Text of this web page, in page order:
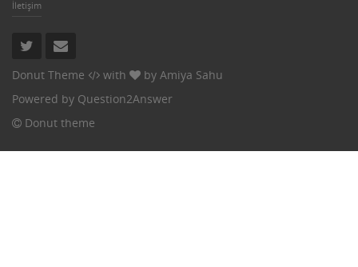
İletişim
Donut Theme with by Amiya Sahu
Powered by Question2Answer
Donut theme